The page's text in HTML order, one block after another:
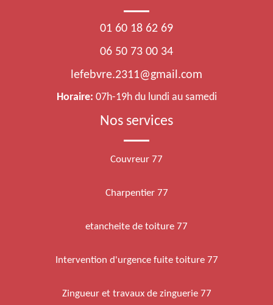
01 60 18 62 69
06 50 73 00 34
lefebvre.2311@gmail.com
Horaire: 07h-19h du lundi au samedi
Nos services
Couvreur 77
Charpentier 77
etancheite de toiture 77
Intervention d'urgence fuite toiture 77
Zingueur et travaux de zinguerie 77